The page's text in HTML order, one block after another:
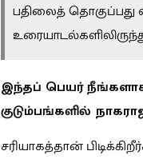
பதிலைத்
இந்தப் பெயர்
குடும்பங்களில்
சரியாகத்தான்